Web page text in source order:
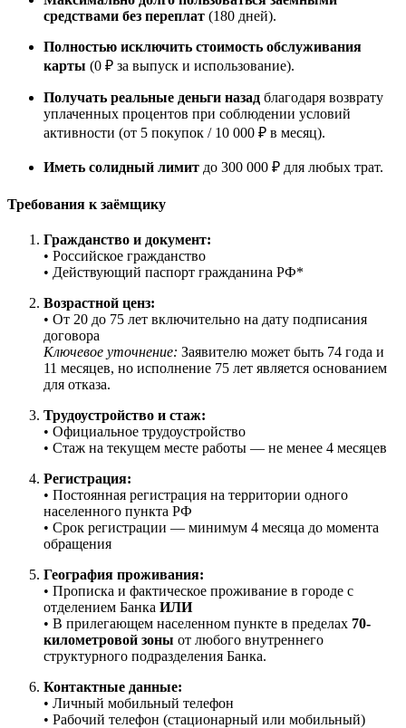
средствами без переплат (180 дней).
Полностью исключить стоимость обслуживания
карты (0 ₽ за выпуск и использование).
Получать реальные деньги назад благодаря возврату
уплаченных процентов при соблюдении условий
активности (от 5 покупок / 10 000 ₽ в месяц).
Иметь солидный лимит до 300 000 ₽ для любых трат.
Требования к заёмщику
Гражданство и документ:
• Российское гражданство
• Действующий паспорт гражданина РФ*
Возрастной ценз:
• От 20 до 75 лет включительно на дату подписания
договора
Ключевое уточнение: Заявителю может быть 74 года и
11 месяцев, но исполнение 75 лет является основанием
для отказа.
Трудоустройство и стаж:
• Официальное трудоустройство
• Стаж на текущем месте работы — не менее 4 месяцев
Регистрация:
• Постоянная регистрация на территории одного
населенного пункта РФ
• Срок регистрации — минимум 4 месяца до момента
обращения
География проживания:
• Прописка и фактическое проживание в городе с
отделением Банка ИЛИ
• В прилегающем населенном пункте в пределах 70-
километровой зоны от любого внутреннего
структурного подразделения Банка.
Контактные данные:
• Личный мобильный телефон
• Рабочий телефон (стационарный или мобильный)